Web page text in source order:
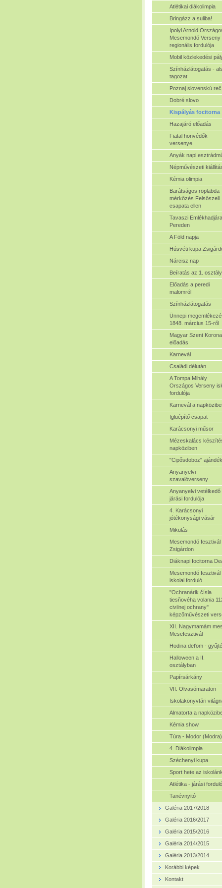
Atlétikai diákolimpia
Bringázz a suliba!
Ipolyi Arnold
Mesemondó Verseny
regionális fordulója
Mobil közlekedési
Színházlátogatás -
tagozat
Poznaj slovenskú reč
Dobré slovo
Kispályás focitorna
Hazajáró előadás
Fiatal honvédők
versenye
Anyák napi
Népművészeti
Kémia olimpia
Barátságos röplabda
mérkőzés Felsőszeli
csapata ellen
Tavaszi
Pereden
A Föld napja
Húsvéti kupa
Nárcisz nap
Beíratás az 1.
Előadás a peredi
malomról
Színházlátogatás
Ünnepi
1848. március 15-ről
Magyar Szent Korona
előadás
Karnevál
Családi délután
A Tompa Mihály
Országos Verseny
fordulója
Karnevál a
Igluépítő csapat
Karácsonyi műsor
Mézeskalács
napköziben
"Cipősdoboz"
Anyanyelvi
szavalóverseny
Anyanyelvi vetélkedő
járási fordulója
4. Karácsonyi
jótékonysági vásár
Mikulás
Mesemondó fesztivál
Zsigárdon
Diáknapi focitorna
Mesemondó fesztivál
iskolai forduló
"Ochranárik čísla
tiesňovéha volania
civilnej ochrany"
képzőművészeti
XII. Nagymamám
Mesefesztivál
Hodina deťom -
Halloween a II.
osztályban
Papírsárkány
VII. Olvasómaraton
Iskolakönyvtári
Almatorta a
Kémia show
Túra - Modor (Modra)
4. Diákolimpia
Széchenyi kupa
Sport hete az
Atlétika - járási forduló
Tanévnyitó
Galéria 2017/2018
Galéria 2016/2017
Galéria 2015/2016
Galéria 2014/2015
Galéria 2013/2014
Korábbi képek
Kontakt